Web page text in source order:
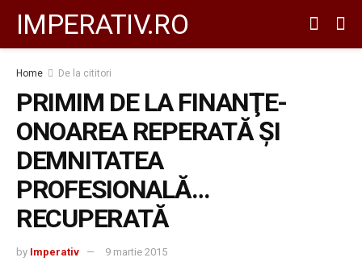
IMPERATIV.RO
Home De la cititori
PRIMIM DE LA FINANŢE-
ONOAREA REPERATĂ ŞI
DEMNITATEA
PROFESIONALĂ…
RECUPERATĂ
by Imperativ 9 martie 2015